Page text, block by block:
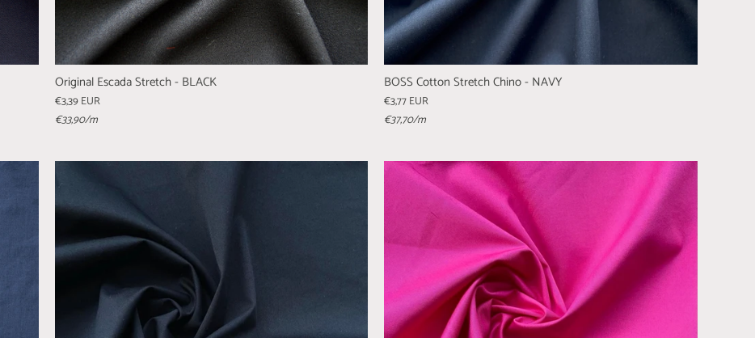
Original Escada Stretch - BLACK
€3,39 EUR
€33,90/m
BOSS Cotton Stretch Chino - NAVY
€3,77 EUR
€37,70/m